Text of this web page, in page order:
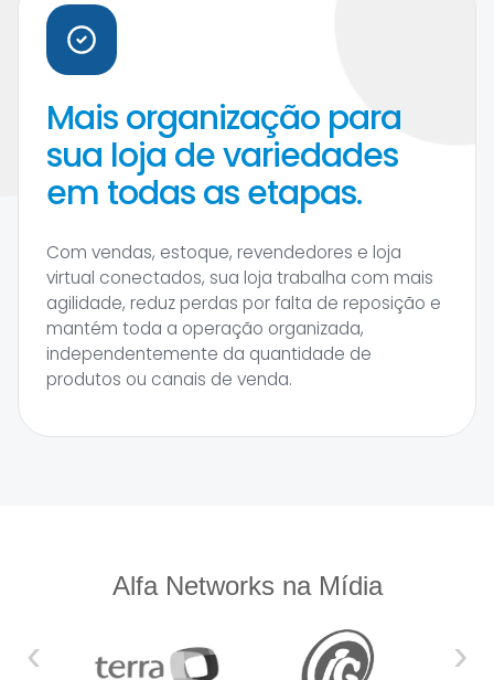
Mais organização para
sua loja de variedades
em todas as etapas.
Com vendas, estoque, revendedores e loja
virtual conectados, sua loja trabalha com mais
agilidade, reduz perdas por falta de reposição e
mantém toda a operação organizada,
independentemente da quantidade de
produtos ou canais de venda.
Alfa Networks na Mídia
‹ ›